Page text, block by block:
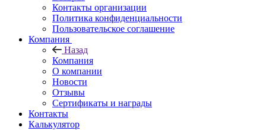
Контакты организации
Политика конфиденциальности
Пользовательское соглашение
Компания
Назад
Компания
О компании
Новости
Отзывы
Сертификаты и награды
Контакты
Калькулятор